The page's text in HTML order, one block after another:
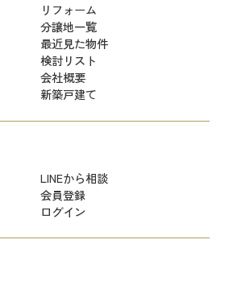
リフォーム
分譲地一覧
最近見た物件
検討リスト
会社概要
新築戸建て
LINEから相談
会員登録
ログイン